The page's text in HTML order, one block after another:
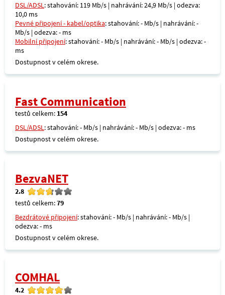
DSL/ADSL: stahování: 119 Mb/s | nahrávání: 24,9 Mb/s | odezva:
10,0 ms
Pevné připojení - kabel/optika: stahování: - Mb/s | nahrávání: -
Mb/s | odezva: - ms
Mobilní připojení: stahování: - Mb/s | nahrávání: - Mb/s | odezva: -
ms
Dostupnost v celém okrese.
Fast Communication
testů celkem: 154
DSL/ADSL: stahování: - Mb/s | nahrávání: - Mb/s | odezva: - ms
Dostupnost v celém okrese.
BezvaNET
2.8
testů celkem:79
Bezdrátové připojení: stahování: - Mb/s | nahrávání: - Mb/s |
odezva: - ms
Dostupnost v celém okrese.
COMHAL
4.2